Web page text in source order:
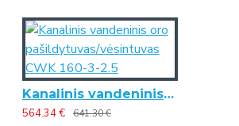
Kanalinis vandeninis oro pašildytuvas/vėsintuvas CWK 160-3-2.5
564.34 € 641.30 €